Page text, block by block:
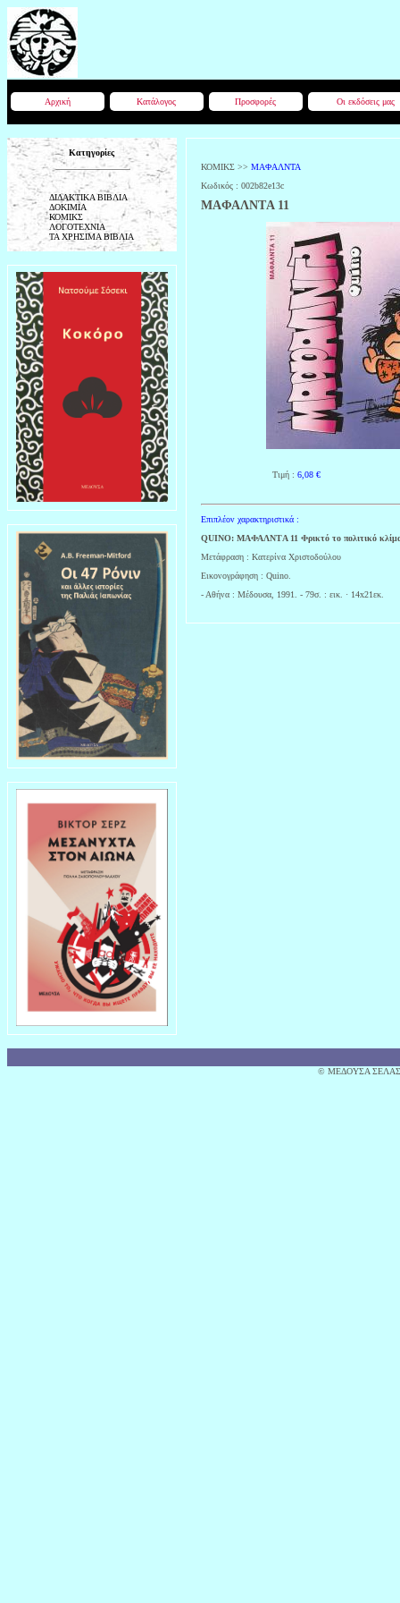
Αρχική Κατάλογος Προσφορές Οι εκδόσεις μας
Κατηγορίες
ΔΙΔΑΚΤΙΚΑ ΒΙΒΛΙΑ
ΔΟΚΙΜΙΑ
ΚΟΜΙΚΣ
ΛΟΓΟΤΕΧΝΙΑ
ΤΑ ΧΡΗΣΙΜΑ ΒΙΒΛΙΑ
ΚΟΜΙΚΣ >> ΜΑΦΑΛΝΤΑ
Κωδικός : 002b82e13c
MAΦΑΛΝΤA 11
Τιμή : 6,08 €
Επιπλέον χαρακτηριστικά :
QUINO: MAΦΑΛΝΤA 11 Φρικτό το πολιτικό
Μετάφραση : Κατερίνα Χριστοδούλου
Εικονογράφηση : Quino.
- Αθήνα : Μέδουσα, 1991. - 79σ. : εικ. · 14x21εκ.
© MΕΔΟΥΣΑ